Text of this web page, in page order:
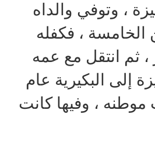
، وتوفي والداه
الخامسة ، فكفله
، ثم انتقل مع عمه
إلى البكيرية عام
موطنه ، وفيها كانت